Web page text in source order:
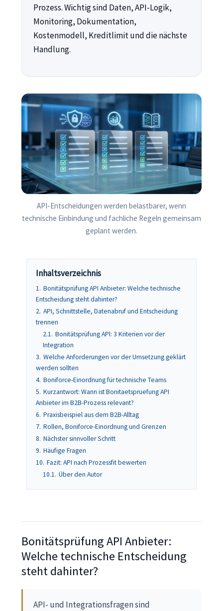
Prozess. Wichtig sind Daten, API-Logik,
Monitoring, Dokumentation,
Kostenmodell, Kreditlimit und die nächste
Handlung.
API-Entscheidungen werden belastbarer, wenn
technische Einbindung und fachliche Regeln gemeinsam
geplant werden.
Inhaltsverzeichnis
1. Bonitätsprüfung API Anbieter: Welche technische
Entscheidung steht dahinter?
2. API, Schnittstelle, Datenabruf und Entscheidung
trennen
2.1. Bonitätsprüfung API: 3 Kriterien vor der
Integration
3. Welche Anforderungen vor der Umsetzung geklärt
werden sollten
4. Boniforce-Einordnung für technische Teams
5. Kurzantwort: Wann ist Bonitaetspruefung API
Anbieter im B2B-Prozess relevant?
6. Praxisbeispiel aus dem B2B-Alltag
7. Rollen, Boniforce-Einordnung und Grenzen
8. Nächster sinnvoller Schritt
9. Häufige Fragen
10. Fazit: API nach Prozessfit bewerten
10.1. Über den Autor
Bonitätsprüfung API Anbieter:
Welche technische Entscheidung
steht dahinter?
API- und Integrationsfragen sind